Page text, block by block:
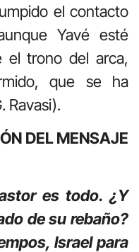
el contacto
Yavé esté
el trono del arca,
que se ha
Ravasi).
DEL MENSAJE
es todo. ¿Y
de su rebaño?
Israel para